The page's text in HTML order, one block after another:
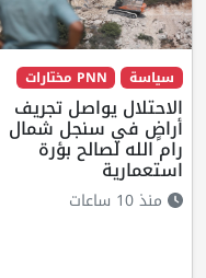
سياسة PNN مختارات
الاحتلال يواصل تجريف
أراضٍ في سنجل شمال
رام الله لصالح بؤرة
استعمارية
منذ 10 ساعات